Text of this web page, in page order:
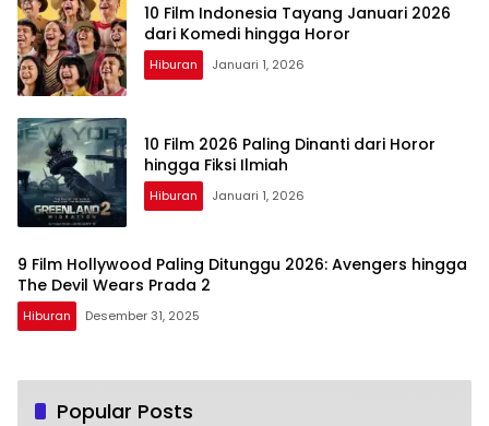
10 Film Indonesia Tayang Januari 2026
dari Komedi hingga Horor
Hiburan Januari 1, 2026
10 Film 2026 Paling Dinanti dari Horor
hingga Fiksi Ilmiah
Hiburan Januari 1, 2026
9 Film Hollywood Paling Ditunggu 2026: Avengers hingga
The Devil Wears Prada 2
Hiburan Desember 31, 2025
Popular Posts